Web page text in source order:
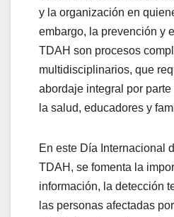
y la organización en
embargo, la prevención y
TDAH son procesos
multidisciplinarios, que
abordaje integral por
la salud, educadores y
En este Día Internacional
TDAH, se fomenta la
información, la detección
las personas afectadas